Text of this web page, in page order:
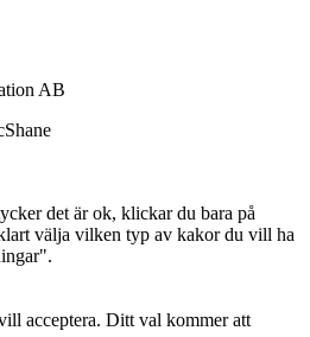
AB
det är ok, klickar du bara på
välja vilken typ av kakor du vill ha
acceptera. Ditt val kommer att